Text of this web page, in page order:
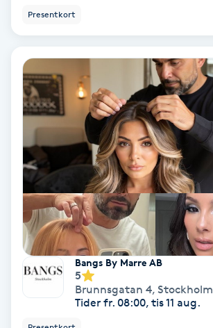
PRX-T33
Psoriasis
Radiofrekvens
Rakning
Reflexologi
Presentkort
Bangs By Marre AB
5
Brunnsgatan 4, Stockholm
Tider fr. 08:00, tis 11 aug.